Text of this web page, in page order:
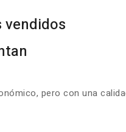
vendidos
pero con una